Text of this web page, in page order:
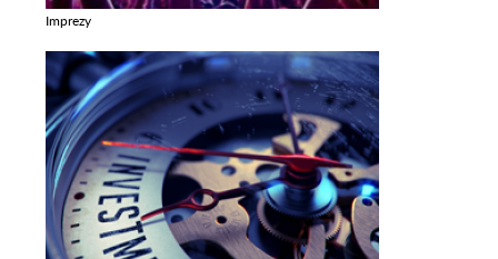
Imprezy